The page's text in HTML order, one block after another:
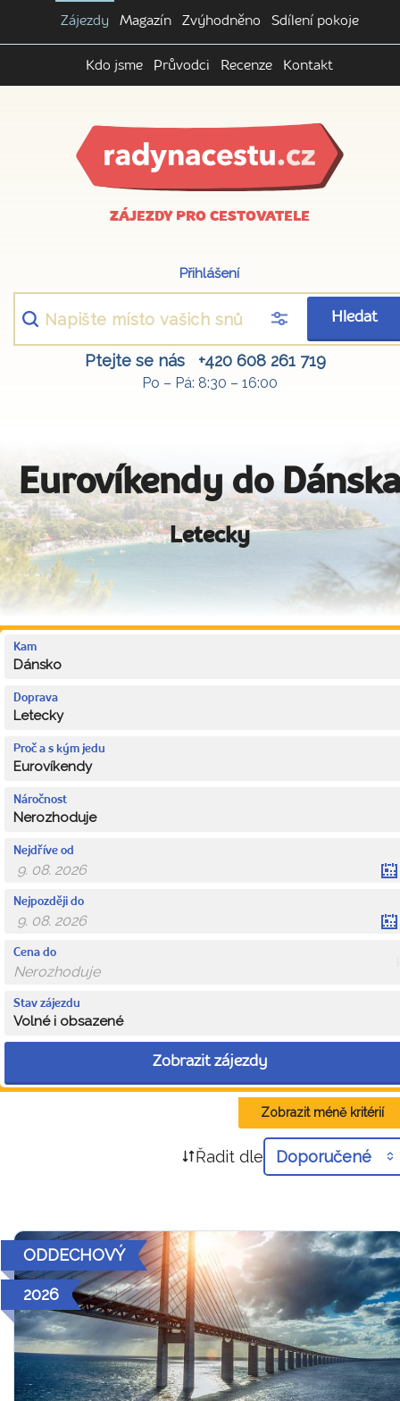
Zájezdy Magazín Zvýhodněno Sdílení pokoje
Kdo jsme Průvodci Recenze Kontakt
ZÁJEZDY PRO CESTOVATELE
Přihlášení
Hledat
Ptejte se nás +420 608 261 719
Po – Pá: 8:30 – 16:00
Eurovíkendy do Dánska
Letecky
Kam
Dánsko
Doprava
Letecky
Proč a s kým jedu
Eurovíkendy
Náročnost
Nerozhoduje
Nejdříve od
Nejpozději do
Cena do
Stav zájezdu
Volné i obsazené
Zobrazit zájezdy
Zobrazit méně kritérií
Řadit dle Doporučené
ODDECHOVÝ
2026